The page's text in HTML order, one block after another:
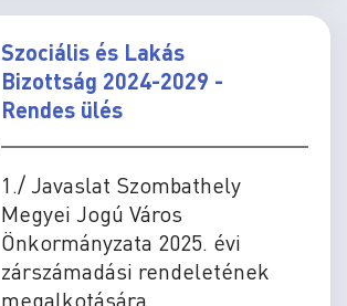
Szociális és Lakás
Bizottság 2024-2029 -
Rendes ülés
1./ Javaslat Szombathely
Megyei Jogú Város
Önkormányzata 2025. évi
zárszámadási rendeletének
megalkotására